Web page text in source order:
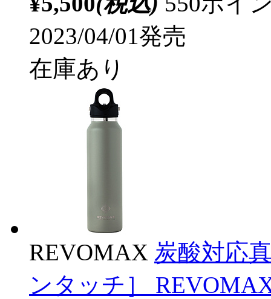
2023/04/01発売
在庫あり
REVOMAX 炭酸対応
ンタッチ］